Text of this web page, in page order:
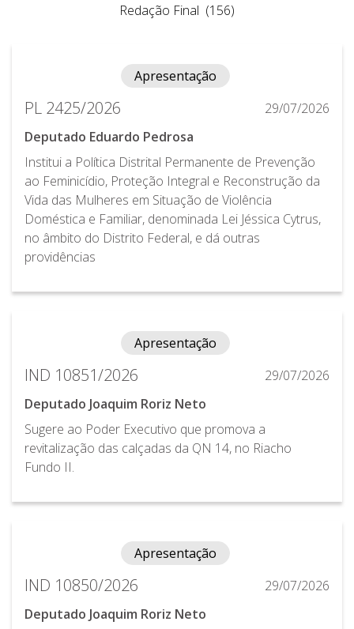
Redação Final (156)
Apresentação
PL 2425/2026
29/07/2026
Deputado Eduardo Pedrosa
Institui a Política Distrital Permanente de Prevenção
ao Feminicídio, Proteção Integral e Reconstrução da
Vida das Mulheres em Situação de Violência
Doméstica e Familiar, denominada Lei Jéssica Cytrus,
no âmbito do Distrito Federal, e dá outras
providências
Apresentação
IND 10851/2026
29/07/2026
Deputado Joaquim Roriz Neto
Sugere ao Poder Executivo que promova a
revitalização das calçadas da QN 14, no Riacho
Fundo II.
Apresentação
IND 10850/2026
29/07/2026
Deputado Joaquim Roriz Neto